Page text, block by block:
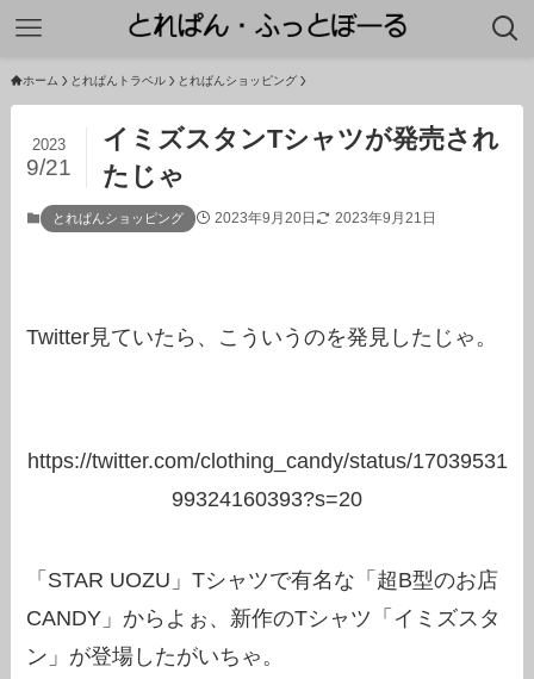
ホーム とれぱんトラベル とれぱんショッピング
イミズスタンTシャツが発売され
たじゃ
2023
9/21
とれぱんショッピング 2023年9月20日 2023年9月21日
Twitter見ていたら、こういうのを発見したじゃ。
https://twitter.com/clothing_candy/status/17039531
99324160393?s=20
「STAR UOZU」Tシャツで有名な「超B型のお店
CANDY」からよぉ、新作のTシャツ「イミズスタ
ン」が登場したがいちゃ。